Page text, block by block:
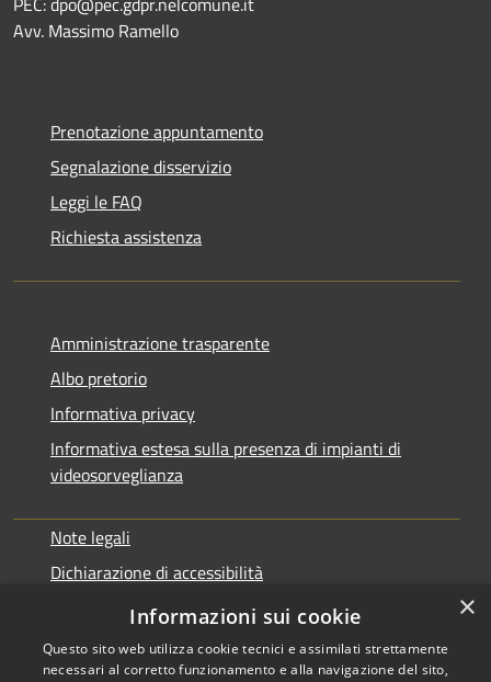
Avv. Massimo Ramello
Prenotazione appuntamento
Segnalazione disservizio
Leggi le FAQ
Richiesta assistenza
Amministrazione trasparente
Albo pretorio
Informativa privacy
Informativa estesa sulla presenza di impianti di
videosorveglianza
Note legali
Dichiarazione di accessibilità
Obbiettivi di accessibilità
×
Informazioni sui cookie
Questo sito web utilizza cookie tecnici e assimilati strettamente
necessari al corretto funzionamento e alla navigazione del sito,